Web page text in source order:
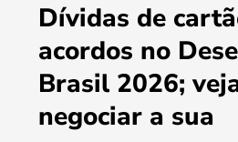
Dívidas de
acordos no
Brasil 2026;
negociar a sua